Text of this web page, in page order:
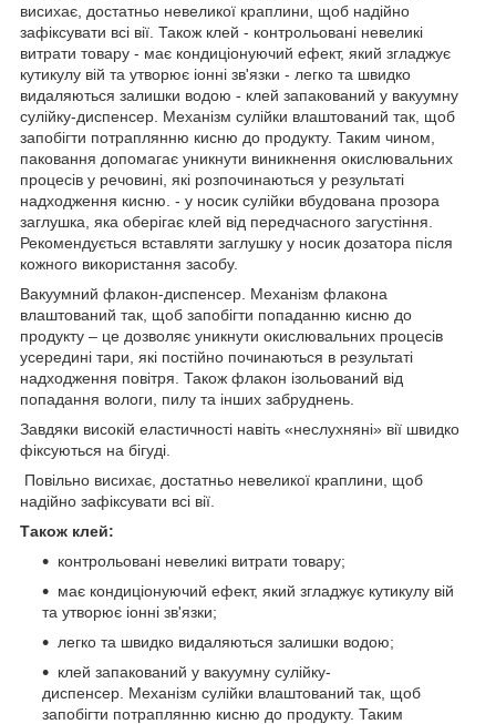
висихає, достатньо невеликої краплини, щоб надійно
зафіксувати всі вії. Також клей - контрольовані невеликі
витрати товару - має кондиціонуючий ефект, який згладжує
кутикулу вій та утворює іонні зв'язки - легко та швидко
видаляються залишки водою - клей запакований у вакуумну
сулійку-диспенсер. Механізм сулійки влаштований так, щоб
запобігти потраплянню кисню до продукту. Таким чином,
паковання допомагає уникнути виникнення окислювальних
процесів у речовині, які розпочинаються у результаті
надходження кисню. - у носик сулійки вбудована прозора
заглушка, яка оберігає клей від передчасного загустіння.
Рекомендується вставляти заглушку у носик дозатора після
кожного використання засобу.
Вакуумний флакон-диспенсер. Механізм флакона
влаштований так, щоб запобігти попаданню кисню до
продукту – це дозволяє уникнути окислювальних процесів
усередині тари, які постійно починаються в результаті
надходження повітря. Також флакон ізольований від
попадання вологи, пилу та інших забруднень.
Завдяки високій еластичності навіть «неслухняні» вії швидко
фіксуються на бігуді.
Повільно висихає, достатньо невеликої краплини, щоб
надійно зафіксувати всі вії.
Також клей:
контрольовані невеликі витрати товару;
має кондиціонуючий ефект, який згладжує кутикулу вій
та утворює іонні зв'язки;
легко та швидко видаляються залишки водою;
клей запакований у вакуумну сулійку-
диспенсер. Механізм сулійки влаштований так, щоб
запобігти потраплянню кисню до продукту. Таким